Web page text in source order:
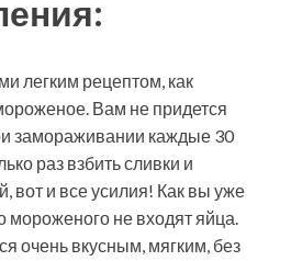
легким рецептом, как
Вам не придется
замораживании каждые 30
раз взбить сливки и
вот и все усилия! Как вы уже
мороженого не входят яйца.
очень вкусным, мягким, без